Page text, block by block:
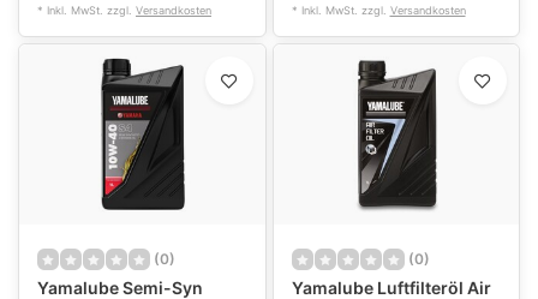
* Inkl. MwSt. zzgl. Versandkosten * Inkl. MwSt. zzgl. Versandkosten
(0)
Yamalube Semi-Syn
(0)
Yamalube Luftfilteröl Air